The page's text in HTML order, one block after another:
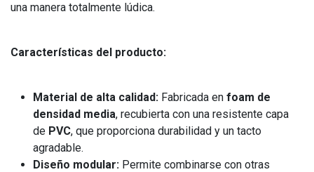
una manera totalmente lúdica.
Características del producto:
Material de alta calidad: Fabricada en foam de
densidad media, recubierta con una resistente capa
de PVC, que proporciona durabilidad y un tacto
agradable.
Diseño modular: Permite combinarse con otras